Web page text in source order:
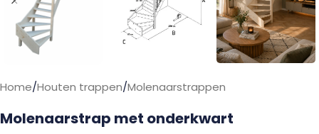
Home/Houten trappen/Molenaarstrappen
Molenaarstrap met onderkwart